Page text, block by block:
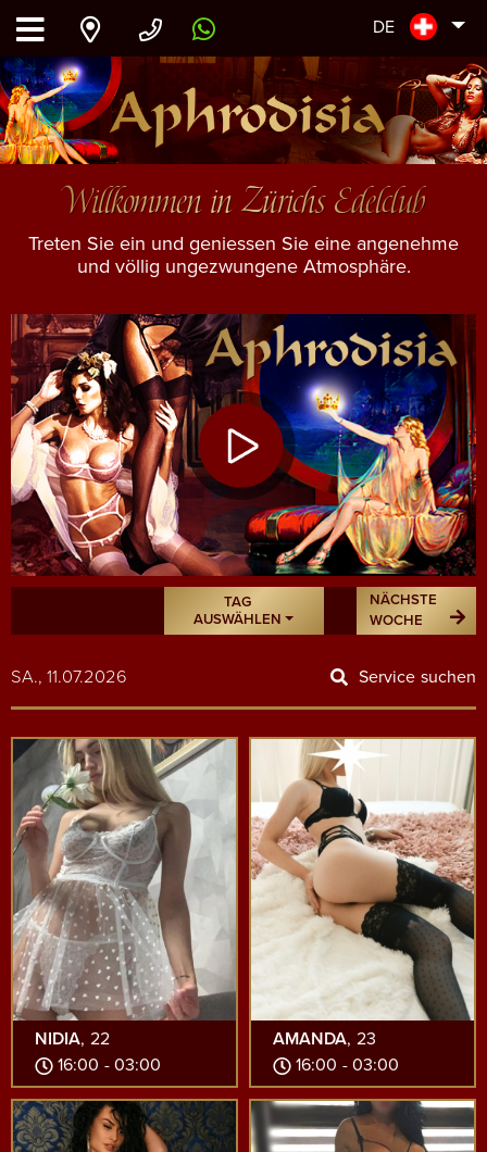
DE
Willkommen in Zürichs Edelclub
Treten Sie ein und geniessen Sie eine angenehme
und völlig ungezwungene Atmosphäre.
TAG
AUSWÄHLEN
NÄCHSTE
WOCHE
SA., 11.07.2026 Service suchen
NIDIA, 22
16:00 - 03:00
AMANDA, 23
16:00 - 03:00